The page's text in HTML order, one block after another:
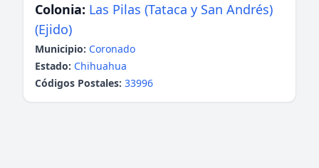
Colonia: Las Pilas (Tataca y San Andrés)
(Ejido)
Municipio: Coronado
Estado: Chihuahua
Códigos Postales: 33996